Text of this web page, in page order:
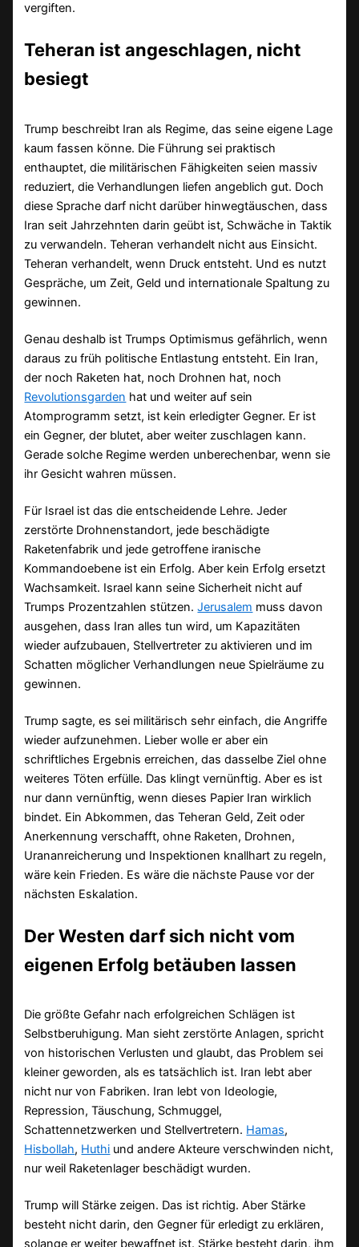
vergiften.
Teheran ist angeschlagen, nicht
besiegt
Trump beschreibt Iran als Regime, das seine eigene Lage
kaum fassen könne. Die Führung sei praktisch
enthauptet, die militärischen Fähigkeiten seien massiv
reduziert, die Verhandlungen liefen angeblich gut. Doch
diese Sprache darf nicht darüber hinwegtäuschen, dass
Iran seit Jahrzehnten darin geübt ist, Schwäche in Taktik
zu verwandeln. Teheran verhandelt nicht aus Einsicht.
Teheran verhandelt, wenn Druck entsteht. Und es nutzt
Gespräche, um Zeit, Geld und internationale Spaltung zu
gewinnen.
Genau deshalb ist Trumps Optimismus gefährlich, wenn
daraus zu früh politische Entlastung entsteht. Ein Iran,
der noch Raketen hat, noch Drohnen hat, noch
Revolutionsgarden hat und weiter auf sein
Atomprogramm setzt, ist kein erledigter Gegner. Er ist
ein Gegner, der blutet, aber weiter zuschlagen kann.
Gerade solche Regime werden unberechenbar, wenn sie
ihr Gesicht wahren müssen.
Für Israel ist das die entscheidende Lehre. Jeder
zerstörte Drohnenstandort, jede beschädigte
Raketenfabrik und jede getroffene iranische
Kommandoebene ist ein Erfolg. Aber kein Erfolg ersetzt
Wachsamkeit. Israel kann seine Sicherheit nicht auf
Trumps Prozentzahlen stützen.Jerusalem muss davon
ausgehen, dass Iran alles tun wird, um Kapazitäten
wieder aufzubauen, Stellvertreter zu aktivieren und im
Schatten möglicher Verhandlungen neue Spielräume zu
gewinnen.
Trump sagte, es sei militärisch sehr einfach, die Angriffe
wieder aufzunehmen. Lieber wolle er aber ein
schriftliches Ergebnis erreichen, das dasselbe Ziel ohne
weiteres Töten erfülle. Das klingt vernünftig. Aber es ist
nur dann vernünftig, wenn dieses Papier Iran wirklich
bindet. Ein Abkommen, das Teheran Geld, Zeit oder
Anerkennung verschafft, ohne Raketen, Drohnen,
Urananreicherung und Inspektionen knallhart zu regeln,
wäre kein Frieden. Es wäre die nächste Pause vor der
nächsten Eskalation.
Der Westen darf sich nicht vom
eigenen Erfolg betäuben lassen
Die größte Gefahr nach erfolgreichen Schlägen ist
Selbstberuhigung. Man sieht zerstörte Anlagen, spricht
von historischen Verlusten und glaubt, das Problem sei
kleiner geworden, als es tatsächlich ist. Iran lebt aber
nicht nur von Fabriken. Iran lebt von Ideologie,
Repression, Täuschung, Schmuggel,
Schattennetzwerken und Stellvertretern. Hamas,
Hisbollah, Huthi und andere Akteure verschwinden nicht,
nur weil Raketenlager beschädigt wurden.
Trump will Stärke zeigen. Das ist richtig. Aber Stärke
besteht nicht darin, den Gegner für erledigt zu erklären,
solange er weiter bewaffnet ist. Stärke besteht darin, ihm